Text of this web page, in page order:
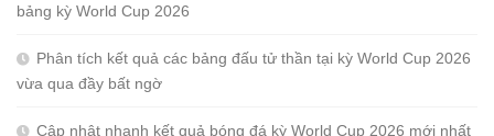
bảng kỳ World Cup 2026
Phân tích kết quả các bảng đấu tử thần tại kỳ World Cup 2026
vừa qua đầy bất ngờ
Cập nhật nhanh kết quả bóng đá kỳ World Cup 2026 mới nhất